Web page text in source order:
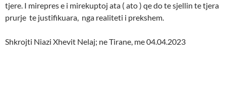
tjere. I mirepres e i mirekuptoj ata ( ato ) qe do te sjellin te tjera
prurje te justifikuara, nga realiteti i prekshem.
Shkrojti Niazi Xhevit Nelaj; ne Tirane, me 04.04.2023